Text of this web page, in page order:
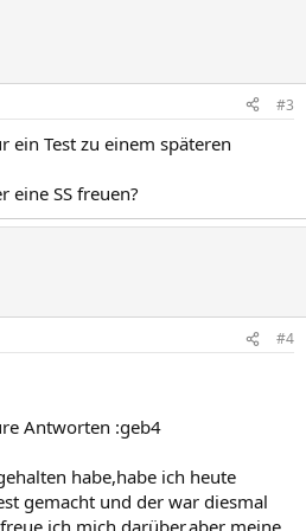
#3
ein Test zu einem späteren
eine SS freuen?
#4
Antworten :geb4
habe,habe ich heute
gemacht und der war diesmal
ich mich darüber,aber meine